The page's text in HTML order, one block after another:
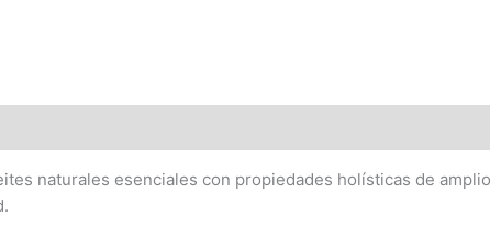
naturales esenciales con propiedades holísticas de